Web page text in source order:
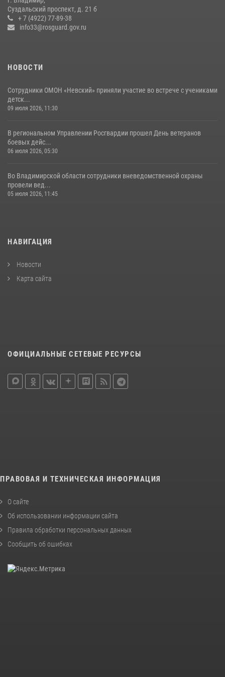
Владимирские Росгвардейцы обеспечили правопорядок при
проведении «Дня огурца» в Суздале
Суздальский проспект, д. 21 б
+ 7 (4922) 77-89-38
info33@rosguard.gov.ru
НОВОСТИ
Сотрудники ОМОН «Невский» приняли участие во встрече с учениками
детск...
09 июля 2026, 11:30
В региональном Управлении Росгвардии прошел День ветеранов
боевых дейс...
06 июля 2026, 05:30
Во Владимирской области сотрудники вневедомственной охраны
провели вед...
05 июля 2026, 11:45
НАВИГАЦИЯ
Новости
Карта сайта
ОФИЦИАЛЬНЫЕ СЕТЕВЫЕ РЕСУРСЫ
ПРАВОВАЯ И ТЕХНИЧЕСКАЯ ИНФОРМАЦИЯ
О сайте
Об использовании информации сайта
Правила обработки персональных данных
Сообщить об ошибках